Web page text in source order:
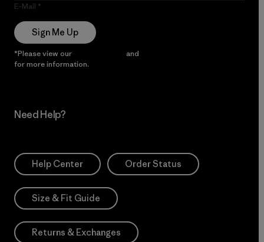
E-Mail
Sign Me Up
*Please view our and
for more information.
Need Help?
Help Center Order Status
Size & Fit Guide
Returns & Exchanges